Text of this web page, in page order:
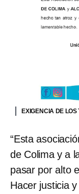
EXIGENCIA DE
“Esta
de Colima y a
pasar por alto
Hacer justicia